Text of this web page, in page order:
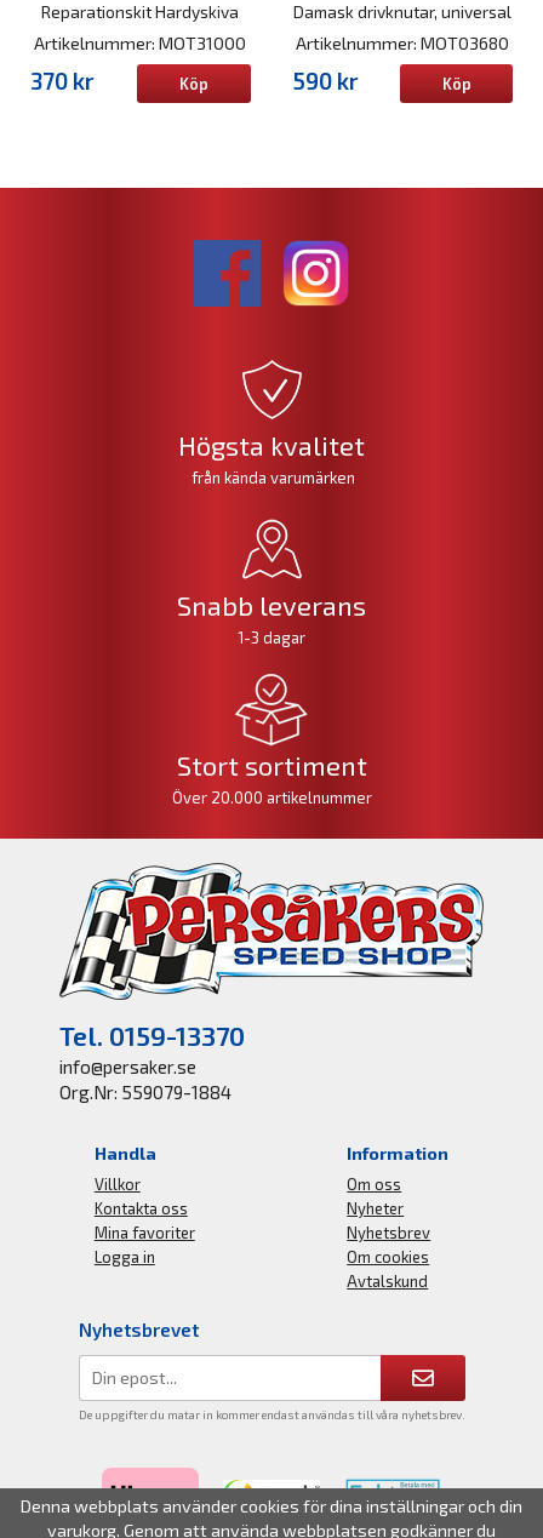
Reparationskit Hardyskiva
Artikelnummer: MOT31000
370 kr Köp
Damask drivknutar, universal
Artikelnummer: MOT03680
590 kr Köp
Högsta kvalitet
från kända varumärken
Snabb leverans
1-3 dagar
Stort sortiment
Över 20.000 artikelnummer
Tel. 0159-13370
info@persaker.se
Org.Nr: 559079-1884
Handla
Villkor
Kontakta oss
Mina favoriter
Logga in
Information
Om oss
Nyheter
Nyhetsbrev
Om cookies
Avtalskund
Nyhetsbrevet
De uppgifter du matar in kommer endast användas till våra nyhetsbrev.
Denna webbplats använder cookies för dina inställningar och din
varukorg. Genom att använda webbplatsen godkänner du